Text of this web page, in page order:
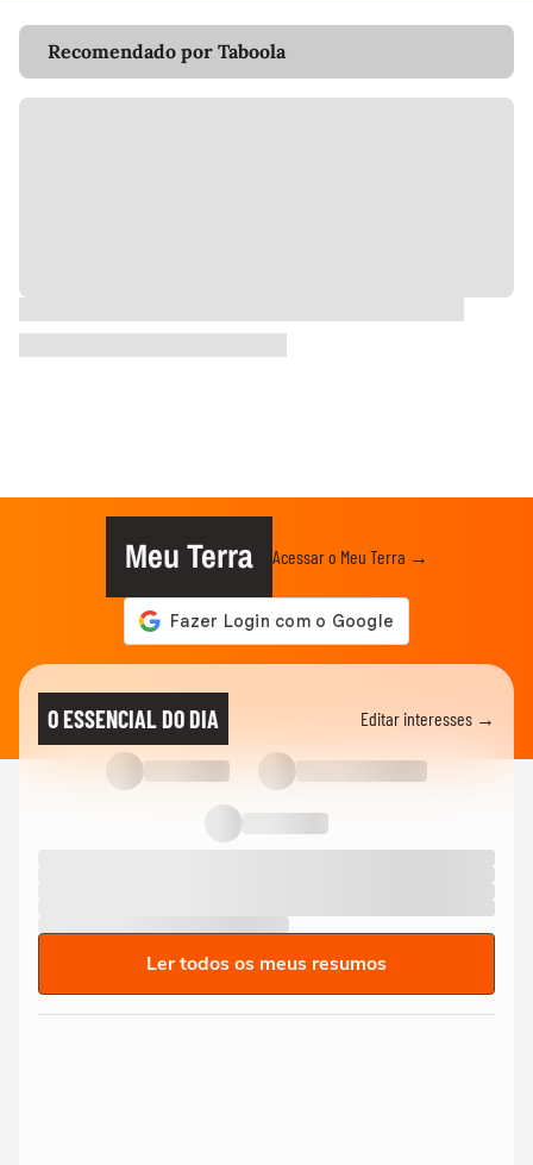
Recomendado por Taboola
Meu Terra Acessar o Meu Terra →
O ESSENCIAL DO DIA Editar interesses →
Ler todos os meus resumos